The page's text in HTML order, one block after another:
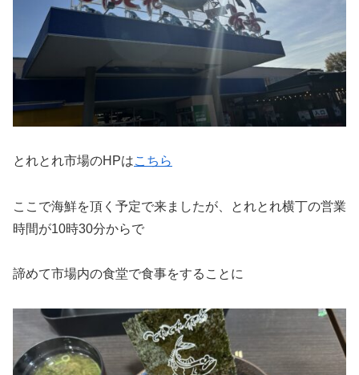
とれとれ市場のHPはこちら
ここで海鮮を頂く予定で来ましたが、とれとれ横丁の営業
時間が10時30分からで
諦めて市場内の食堂で食事をすることに